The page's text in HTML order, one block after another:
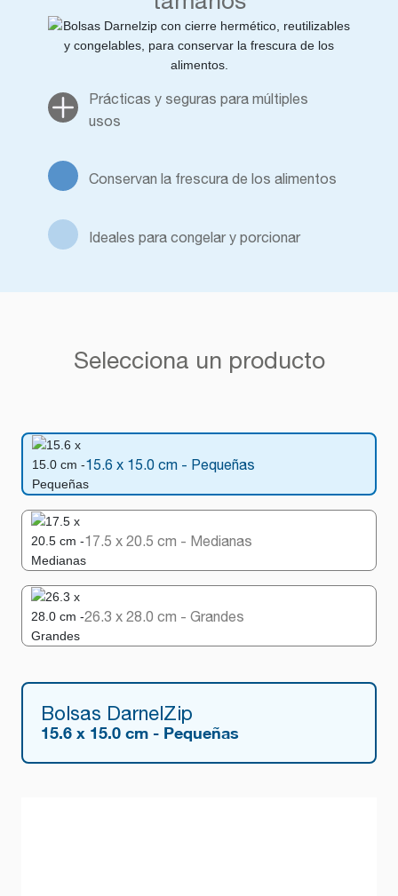
Prácticas y seguras para múltiples
usos
Conservan la frescura de los alimentos
Ideales para congelar y porcionar
Selecciona un producto
15.6 x 15.0 cm - Pequeñas
17.5 x 20.5 cm - Medianas
26.3 x 28.0 cm - Grandes
Bolsas DarnelZip
15.6 x 15.0 cm - Pequeñas